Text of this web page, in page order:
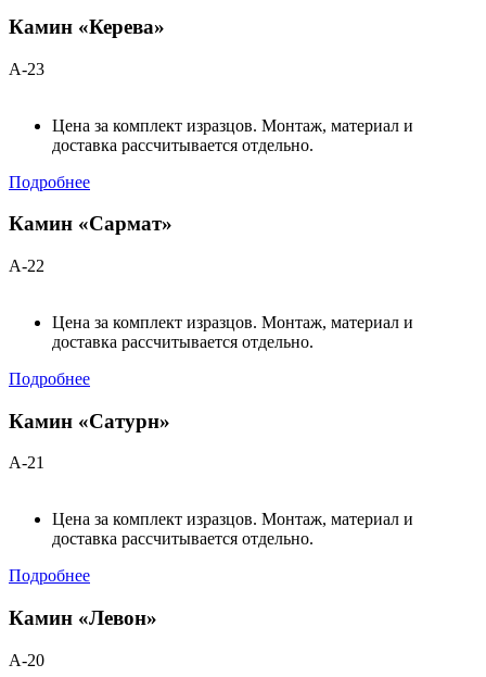
Камин «Керева»
А-23
Цена за комплект изразцов. Монтаж, материал и
доставка рассчитывается отдельно.
Подробнее
Камин «Сармат»
А-22
Цена за комплект изразцов. Монтаж, материал и
доставка рассчитывается отдельно.
Подробнее
Камин «Сатурн»
А-21
Цена за комплект изразцов. Монтаж, материал и
доставка рассчитывается отдельно.
Подробнее
Камин «Левон»
А-20